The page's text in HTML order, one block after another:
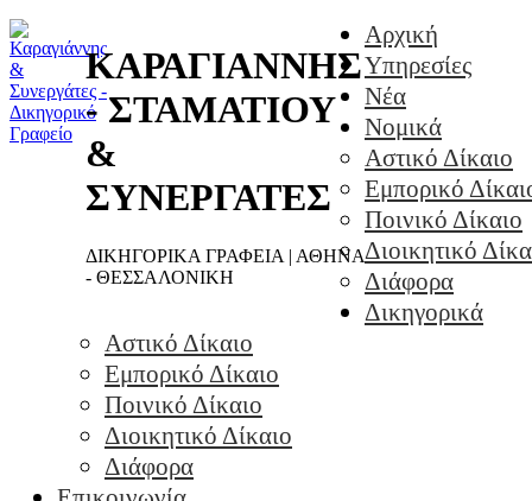
ΚΑΡΑΓΙΑΝΝΗΣ
- ΣΤΑΜΑΤΙΟΥ
&
ΣΥΝΕΡΓΑΤΕΣ
ΔΙΚΗΓΟΡΙΚΑ ΓΡΑΦΕΙΑ | ΑΘΗΝΑ
- ΘΕΣΣΑΛΟΝΙΚΗ
Αρχική
Υπηρεσίες
Νέα
Νομικά
Αστικό Δίκαιο
Εμπορικό
Ποινικό Δίκαιο
Διοικητικό
Διάφορα
Δικηγορικά
Αστικό Δίκαιο
Εμπορικό Δίκαιο
Ποινικό Δίκαιο
Διοικητικό Δίκαιο
Διάφορα